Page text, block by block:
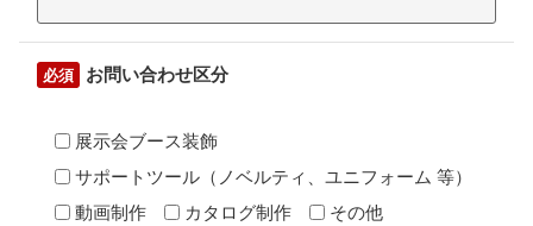
必須 お問い合わせ区分
展示会ブース装飾
サポートツール（ノベルティ、ユニフォーム 等）
動画制作
カタログ制作 その他